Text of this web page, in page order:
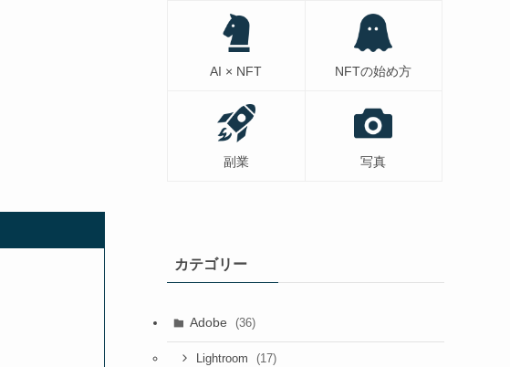
AI × NFT NFTの始め方
副業 写真
カテゴリー
Adobe (36)
Lightroom (17)